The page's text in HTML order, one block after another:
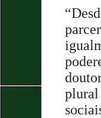
plural